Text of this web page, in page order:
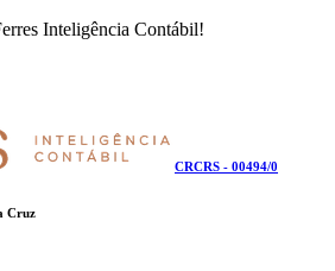
Inteligência Contábil!
CRCRS - 00494/0
Cruz